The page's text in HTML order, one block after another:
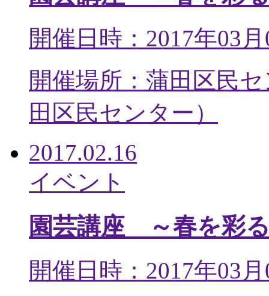
開催日時：2017年03
開催場所：蒲田区民
田区民センター ）
2017.02.16
イベント
園芸講座 ～春を彩
開催日時：2017年03